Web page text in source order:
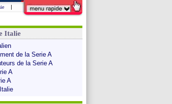
|
Italie
de la Serie A
de la Serie A
A
A